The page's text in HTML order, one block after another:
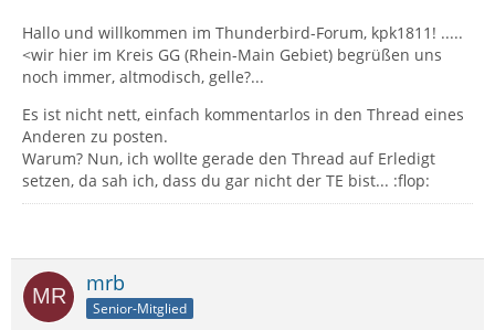
Hallo und willkommen im Thunderbird-Forum, kpk1811! .....
<wir hier im Kreis GG (Rhein-Main Gebiet) begrüßen uns
noch immer, altmodisch, gelle?...
Es ist nicht nett, einfach kommentarlos in den Thread eines
Anderen zu posten.
Warum? Nun, ich wollte gerade den Thread auf Erledigt
setzen, da sah ich, dass du gar nicht der TE bist... :flop:
mrb
Senior-Mitglied